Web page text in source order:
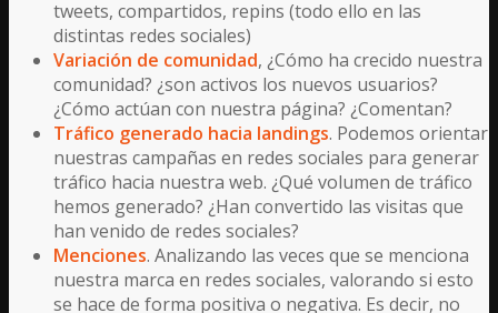
tweets, compartidos, repins (todo ello en las
distintas redes sociales)
Variación de comunidad, ¿Cómo ha crecido nuestra
comunidad? ¿son activos los nuevos usuarios?
¿Cómo actúan con nuestra página? ¿Comentan?
Tráfico generado hacia landings. Podemos orientar
nuestras campañas en redes sociales para generar
tráfico hacia nuestra web. ¿Qué volumen de tráfico
hemos generado? ¿Han convertido las visitas que
han venido de redes sociales?
Menciones. Analizando las veces que se menciona
nuestra marca en redes sociales, valorando si esto
se hace de forma positiva o negativa. Es decir, no